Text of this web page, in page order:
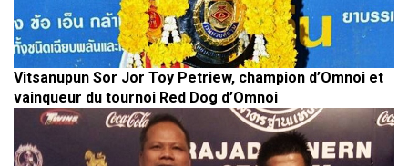
Vitsanupun Sor Jor Toy Petriew, champion d’Omnoi et
vainqueur du tournoi Red Dog d’Omnoi